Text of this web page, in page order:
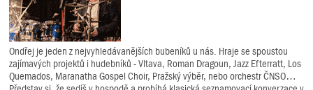
Ondřej je jeden z nejvyhledávanějších bubeníků u nás. Hraje se spoustou
zajímavých projektů i hudebníků - Vltava, Roman Dragoun, Jazz Efterratt, Los
Quemados, Maranatha Gospel Choir, Pražský výběr, nebo orchestr ČNSO…